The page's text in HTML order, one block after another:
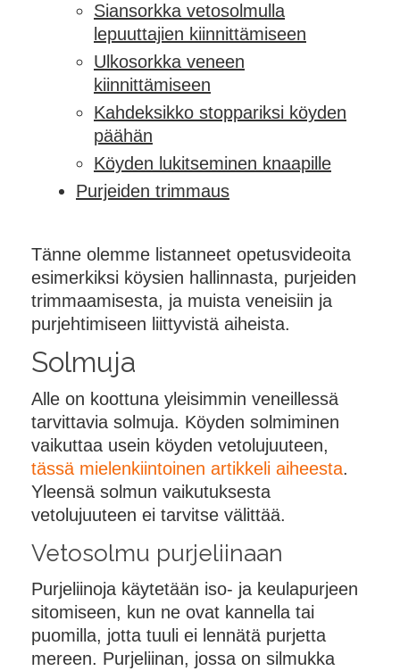
Siansorkka vetosolmulla
lepuuttajien kiinnittämiseen
Ulkosorkka veneen
kiinnittämiseen
Kahdeksikko stoppariksi köyden
päähän
Köyden lukitseminen knaapille
Purjeiden trimmaus
Tänne olemme listanneet opetusvideoita
esimerkiksi köysien hallinnasta, purjeiden
trimmaamisesta, ja muista veneisiin ja
purjehtimiseen liittyvistä aiheista.
Solmuja
Alle on koottuna yleisimmin veneillessä
tarvittavia solmuja. Köyden solmiminen
vaikuttaa usein köyden vetolujuuteen,
tässä mielenkiintoinen artikkeli aiheesta.
Yleensä solmun vaikutuksesta
vetolujuuteen ei tarvitse välittää.
Vetosolmu purjeliinaan
Purjeliinoja käytetään iso- ja keulapurjeen
sitomiseen, kun ne ovat kannella tai
puomilla, jotta tuuli ei lennätä purjetta
mereen. Purjeliinan, jossa on silmukka